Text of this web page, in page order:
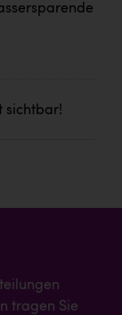
sichtbar!
tragen Sie